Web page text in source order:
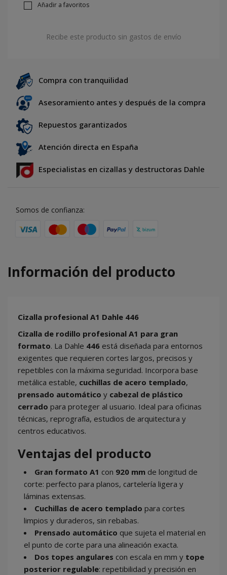
Añadir a favoritos
Recibe este producto sin gastos de envío
Compra con tranquilidad
Asesoramiento antes y después de la compra
Repuestos garantizados
Atención directa en España
Especialistas en cizallas y destructoras Dahle
Somos de confianza:
Información del producto
Cizalla profesional A1 Dahle 446
Cizalla de rodillo profesional A1 para gran
formato. La Dahle 446 está diseñada para entornos
exigentes que requieren cortes largos, precisos y
repetibles con la máxima seguridad. Incorpora base
metálica estable, cuchillas de acero templado,
prensado automático y cabezal de plástico
cerrado para proteger al usuario. Ideal para oficinas
técnicas, reprografía, estudios de arquitectura y
centros educativos.
Ventajas del producto
Gran formato A1 con 920 mm de longitud de
corte: perfecto para planos, cartelería ligera y
láminas extensas.
Cuchillas de acero templado para cortes
limpios y duraderos, sin rebabas.
Prensado automático que sujeta el material en
el punto de corte para una alineación exacta.
Dos topes angulares con escala en mm y tope
posterior regulable: repetibilidad y precisión en